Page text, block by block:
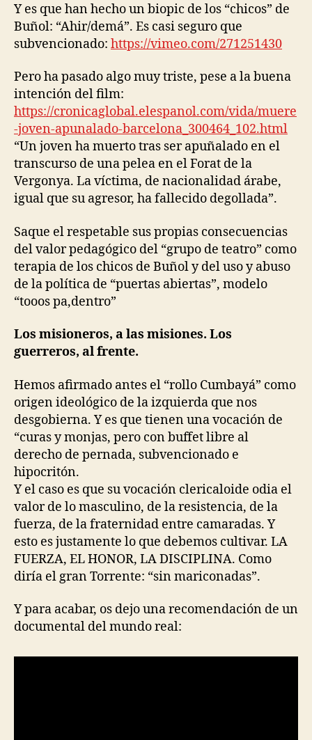
Y es que han hecho un biopic de los “chicos” de
Buñol: “Ahir/demá”. Es casi seguro que
subvencionado: https://vimeo.com/271251430
Pero ha pasado algo muy triste, pese a la buena
intención del film:
https://cronicaglobal.elespanol.com/vida/muere
-joven-apunalado-barcelona_300464_102.html
“Un joven ha muerto tras ser apuñalado en el
transcurso de una pelea en el Forat de la
Vergonya. La víctima, de nacionalidad árabe,
igual que su agresor, ha fallecido degollada”.
Saque el respetable sus propias consecuencias
del valor pedagógico del “grupo de teatro” como
terapia de los chicos de Buñol y del uso y abuso
de la política de “puertas abiertas”, modelo
“tooos pa,dentro”
Los misioneros, a las misiones. Los
guerreros, al frente.
Hemos afirmado antes el “rollo Cumbayá” como
origen ideológico de la izquierda que nos
desgobierna. Y es que tienen una vocación de
“curas y monjas, pero con buffet libre al
derecho de pernada, subvencionado e
hipocritón.
Y el caso es que su vocación clericaloide odia el
valor de lo masculino, de la resistencia, de la
fuerza, de la fraternidad entre camaradas. Y
esto es justamente lo que debemos cultivar. LA
FUERZA, EL HONOR, LA DISCIPLINA. Como
diría el gran Torrente: “sin mariconadas”.
Y para acabar, os dejo una recomendación de un
documental del mundo real: